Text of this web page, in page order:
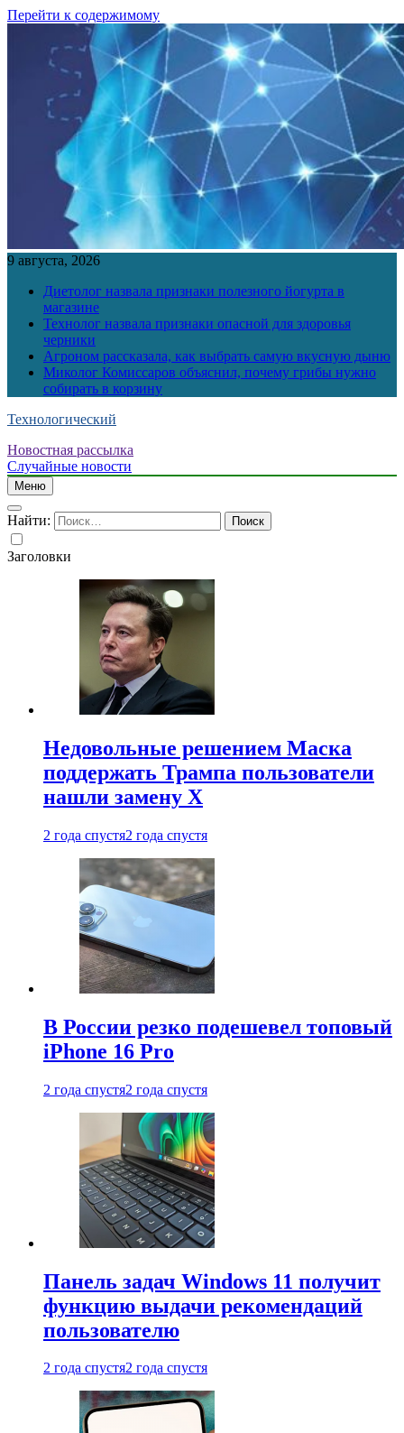
Перейти к содержимому
9 августа, 2026
Диетолог назвала признаки полезного йогурта в
магазине
Технолог назвала признаки опасной для здоровья
черники
Агроном рассказала, как выбрать самую вкусную дыню
Миколог Комиссаров объяснил, почему грибы нужно
собирать в корзину
Технологический
Новостная рассылка
Случайные новости
Меню
Найти:
Заголовки
Недовольные решением Маска
поддержать Трампа пользователи
нашли замену X
2 года спустя2 года спустя
В России резко подешевел топовый
iPhone 16 Pro
2 года спустя2 года спустя
Панель задач Windows 11 получит
функцию выдачи рекомендаций
пользователю
2 года спустя2 года спустя